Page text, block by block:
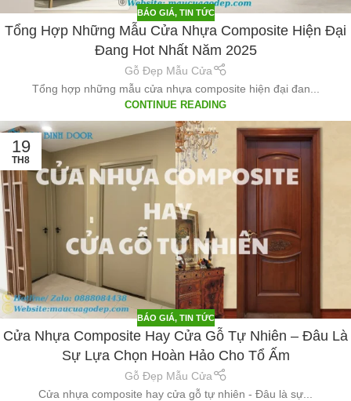
BÁO GIÁ, TIN TỨC
Tổng Hợp Những Mẫu Cửa Nhựa Composite Hiện Đại
Đang Hot Nhất Năm 2025
Gỗ Đẹp Mẫu Cửa
Tổng hợp những mẫu cửa nhựa composite hiện đại đan...
CONTINUE READING
19
TH8
BÁO GIÁ, TIN TỨC
Cửa Nhựa Composite Hay Cửa Gỗ Tự Nhiên – Đâu Là
Sự Lựa Chọn Hoàn Hảo Cho Tổ Ấm
Gỗ Đẹp Mẫu Cửa
Cửa nhựa composite hay cửa gỗ tự nhiên - Đâu là sự...